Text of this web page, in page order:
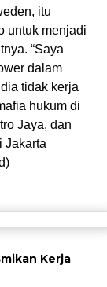
itu
untuk menjadi
“Saya
dalam
tidak kerja
hukum di
Jaya, dan
Jakarta
Kerja